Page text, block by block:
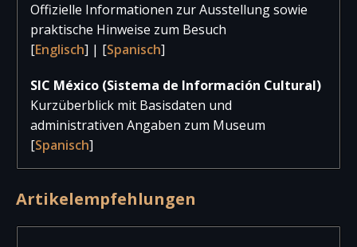
Offizielle Informationen zur Ausstellung sowie
praktische Hinweise zum Besuch
[Englisch] | [Spanisch]
SIC México (Sistema de Información Cultural)
Kurzüberblick mit Basisdaten und
administrativen Angaben zum Museum
[Spanisch]
Artikelempfehlungen